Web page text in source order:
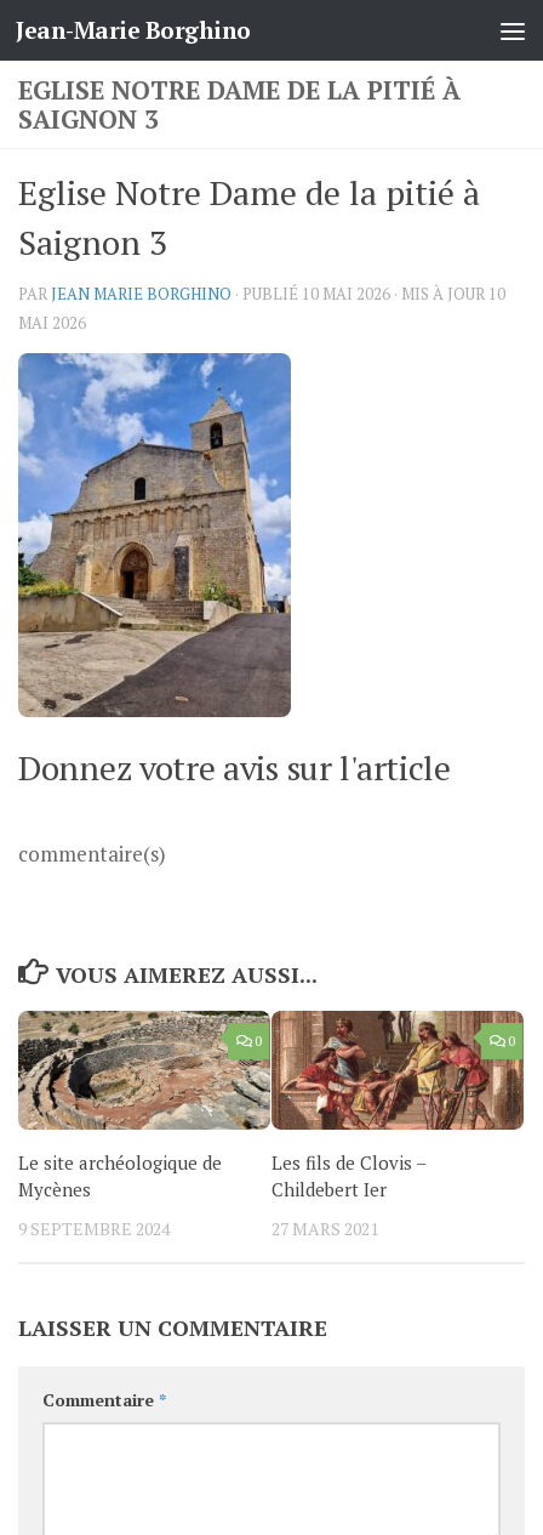
Skip to content
Jean-Marie Borghino
EGLISE NOTRE DAME DE LA PITIÉ À
SAIGNON 3
Eglise Notre Dame de la pitié à
Saignon 3
PARJEAN MARIE BORGHINO · PUBLIÉ 10 MAI 2026 · MIS À JOUR 10
MAI 2026
Donnez votre avis sur l'article
commentaire(s)
VOUS AIMEREZ AUSSI...
0
Le site archéologique de
Mycènes
9 SEPTEMBRE 2024
0
Les fils de Clovis –
Childebert Ier
27 MARS 2021
LAISSER UN COMMENTAIRE
Commentaire *